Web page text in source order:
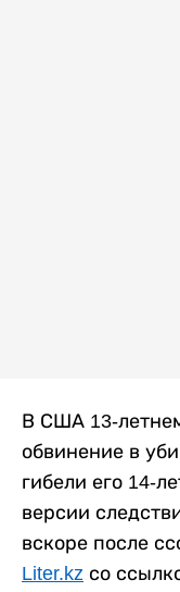
В США 13-
обвинение в
гибели его 14-
версии
вскоре после
Liter.kz со